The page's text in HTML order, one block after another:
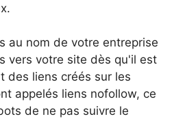
au nom de votre entreprise
vers votre site dès qu'il est
des liens créés sur les
appelés liens nofollow, ce
de ne pas suivre le